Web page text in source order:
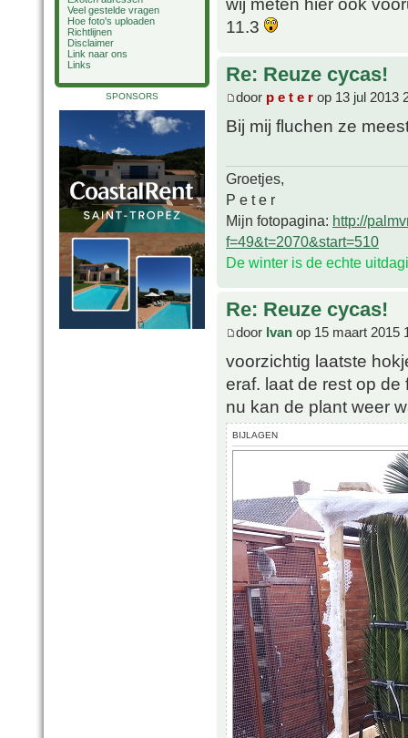
Veel gestelde vragen
Hoe foto's uploaden
Richtlijnen
Disclaimer
Link naar ons
Links
SPONSORS
11.3
Re: Reuze cycas!
door p e t e r op 13 jul 2013
Bij mij fluchen ze
Groetjes,
P e t e r
Mijn fotopagina: http://
f=49&t=2070&start=510
De winter is de echte
Re: Reuze cycas!
door Ivan op 15 maart 2015
voorzichtig laatste
eraf. laat de rest op
nu kan de plant weer
BIJLAGEN